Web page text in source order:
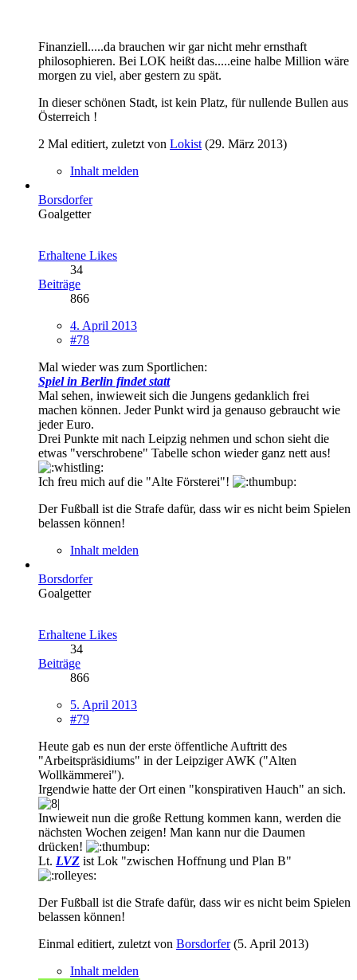
Finanziell.....da brauchen wir gar nicht mehr ernsthaft
philosophieren. Bei LOK heißt das.....eine halbe Million wäre
morgen zu viel, aber gestern zu spät.
In dieser schönen Stadt, ist kein Platz, für nullende Bullen aus
Österreich !
2 Mal editiert, zuletzt von Lokist (29. März 2013)
Inhalt melden
Borsdorfer
Goalgetter
Erhaltene Likes
34
Beiträge
866
4. April 2013
#78
Mal wieder was zum Sportlichen:
Spiel in Berlin findet statt
Mal sehen, inwieweit sich die Jungens gedanklich frei
machen können. Jeder Punkt wird ja genauso gebraucht wie
jeder Euro.
Drei Punkte mit nach Leipzig nehmen und schon sieht die
etwas "verschrobene" Tabelle schon wieder ganz nett aus!
Ich freu mich auf die "Alte Försterei"!
Der Fußball ist die Strafe dafür, dass wir es nicht beim Spielen
belassen können!
Inhalt melden
Borsdorfer
Goalgetter
Erhaltene Likes
34
Beiträge
866
5. April 2013
#79
Heute gab es nun der erste öffentliche Auftritt des
"Arbeitspräsidiums" in der Leipziger AWK ("Alten
Wollkämmerei").
Irgendwie hatte der Ort einen "konspirativen Hauch" an sich.
Inwieweit nun die große Rettung kommen kann, werden die
nächsten Wochen zeigen! Man kann nur die Daumen
drücken!
Lt. LVZ ist Lok "zwischen Hoffnung und Plan B"
Der Fußball ist die Strafe dafür, dass wir es nicht beim Spielen
belassen können!
Einmal editiert, zuletzt von Borsdorfer(5. April 2013)
Inhalt melden